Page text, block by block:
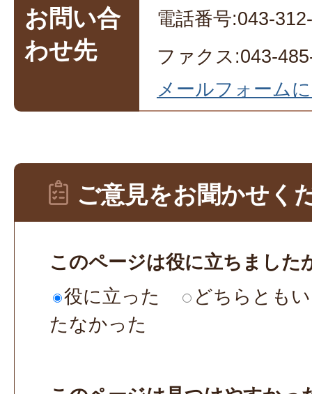
お問い合
わせ先
電話番号:043-
ファクス:043-
メールフォーム
ご意見をお聞かせく
このページは役に立ちました
役に立った
どちらとも
たなかった